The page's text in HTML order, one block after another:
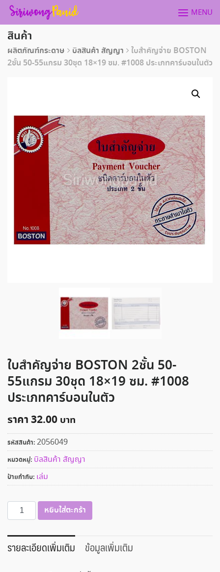
Skip
content
MENU
สินค้า
ผลิตภัณฑ์กระดาษ บิลสินค้า สัญญา
ใบสำคัญจ่าย BOSTON
2ชั้น 50-55แกรม 30ชุด 18×19 ซม. #1008 ประเภทคาร์บอนในตัว
ใบสำคัญจ่าย BOSTON 2ชั้น 50-
55แกรม 30ชุด 18×19 ซม. #1008
ประเภทคาร์บอนในตัว
ราคา32.00
รหัสสินค้า: 2056049
หมวดหมู่: บิลสินค้า สัญญา
ป้ายกำกับ: เล่ม
จำนวน
ใบ
จ่าย
หยิบใส่ตะกร้า
รายละเอียดเพิ่มเติม ข้อมูลเพิ่มเติม